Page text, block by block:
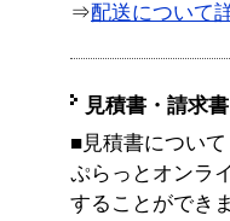
⇒配送について
見積書・請求
■見積書について
ぷらっとオンラ
することができ